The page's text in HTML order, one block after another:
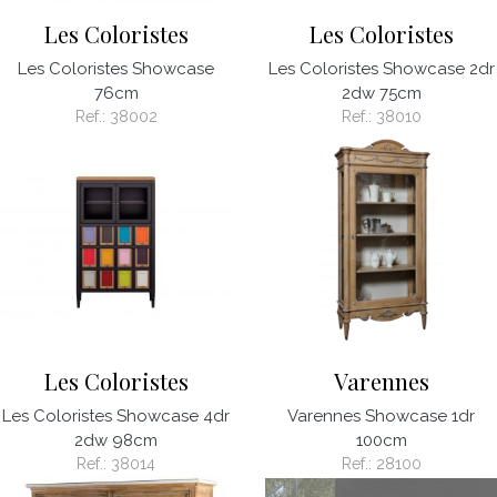
Les Coloristes
Les Coloristes Showcase
76cm
Ref.: 38002
Les Coloristes
Les Coloristes Showcase 2dr
2dw 75cm
Ref.: 38010
Les Coloristes
Les Coloristes Showcase 4dr
2dw 98cm
Ref.: 38014
Varennes
Varennes Showcase 1dr
100cm
Ref.: 28100